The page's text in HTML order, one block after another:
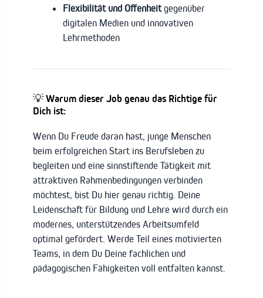
Flexibilität und Offenheitgegenüber
digitalen Medien und innovativen
Lehrmethoden
💡 Warum dieser Job genau das Richtige für
Dich ist:
Wenn Du Freude daran hast, junge Menschen
beim erfolgreichen Start ins Berufsleben zu
begleiten und eine sinnstiftende Tätigkeit mit
attraktiven Rahmenbedingungen verbinden
möchtest, bist Du hier genau richtig. Deine
Leidenschaft für Bildung und Lehre wird durch ein
modernes, unterstützendes Arbeitsumfeld
optimal gefördert. Werde Teil eines motivierten
Teams, in dem Du Deine fachlichen und
pädagogischen Fähigkeiten voll entfalten kannst.